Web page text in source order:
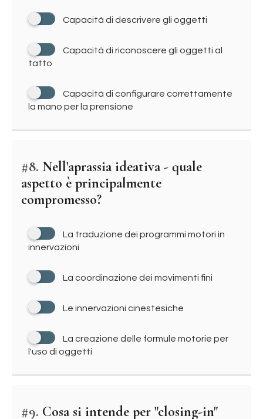
Capacità di descrivere gli oggetti
Capacità di riconoscere gli oggetti al
tatto
Capacità di configurare correttamente
la mano per la prensione
#8. Nell'aprassia ideativa - quale
aspetto è principalmente
compromesso?
La traduzione dei programmi motori in
innervazioni
La coordinazione dei movimenti fini
Le innervazioni cinestesiche
La creazione delle formule motorie per
l'uso di oggetti
#9. Cosa si intende per "closing-in"